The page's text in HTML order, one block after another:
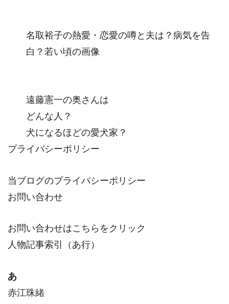
名取裕子の熱愛・恋愛の噂と夫は？病気を告
白？若い頃の画像
遠藤憲一の奥さんは
どんな人？
犬になるほどの愛犬家？
プライバシーポリシー
当ブログのプライバシーポリシー
お問い合わせ
お問い合わせはこちらをクリック
人物記事索引（あ行）
あ
赤江珠緒